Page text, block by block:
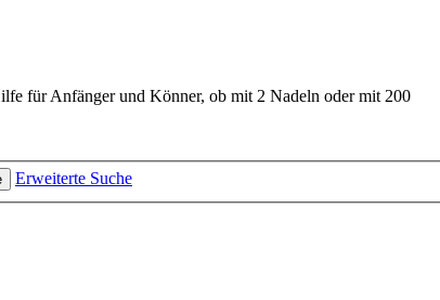
für Anfänger und Könner, ob mit 2 Nadeln oder mit 200
Erweiterte Suche